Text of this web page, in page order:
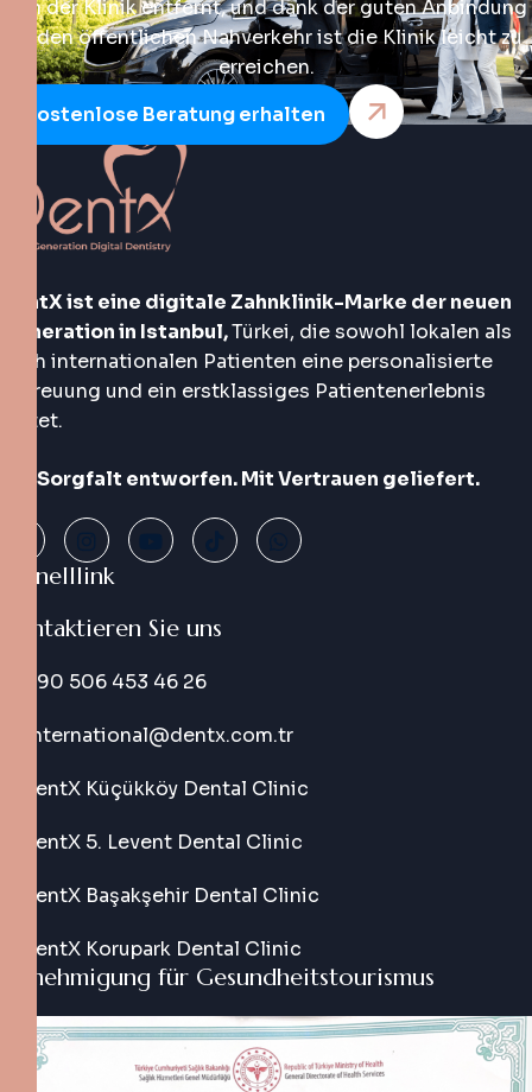
von der Klinik entfernt, und dank der guten Anbindung
an den öffentlichen Nahverkehr ist die Klinik leicht zu
erreichen.
Kostenlose Beratung erhalten
DentX ist eine digitale Zahnklinik-Marke der neuen
Generation in Istanbul,Türkei, die sowohl lokalen als
auch internationalen Patienten eine personalisierte
Betreuung und ein erstklassiges Patientenerlebnis
bietet.
Mit Sorgfalt entworfen. Mit Vertrauen geliefert.
Schnelllink
Kontaktieren Sie uns
+90 506 453 46 26
international@dentx.com.tr
DentX Küçükköy Dental Clinic
DentX 5. Levent Dental Clinic
DentX Başakşehir Dental Clinic
DentX Korupark Dental Clinic
Genehmigung für Gesundheitstourismus